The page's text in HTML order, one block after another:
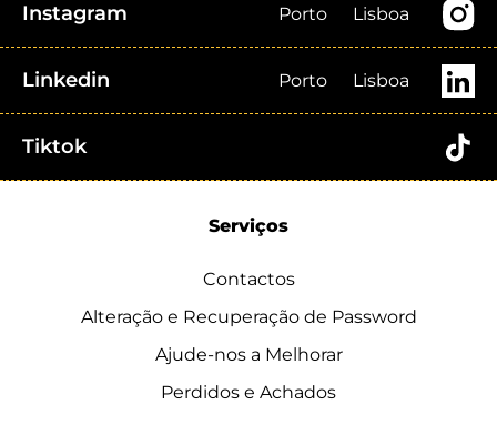
Instagram Porto Lisboa
Linkedin Porto Lisboa
Tiktok
Serviços
Contactos
Alteração e Recuperação de Password
Ajude-nos a Melhorar
Perdidos e Achados